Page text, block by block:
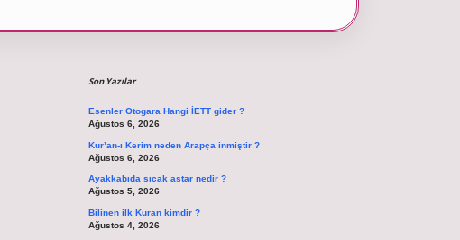
Son Yazılar
Esenler Otogara Hangi İETT gider ?
Ağustos 6, 2026
Kur’an-ı Kerim neden Arapça inmiştir ?
Ağustos 6, 2026
Ayakkabıda sıcak astar nedir ?
Ağustos 5, 2026
Bilinen ilk Kuran kimdir ?
Ağustos 4, 2026